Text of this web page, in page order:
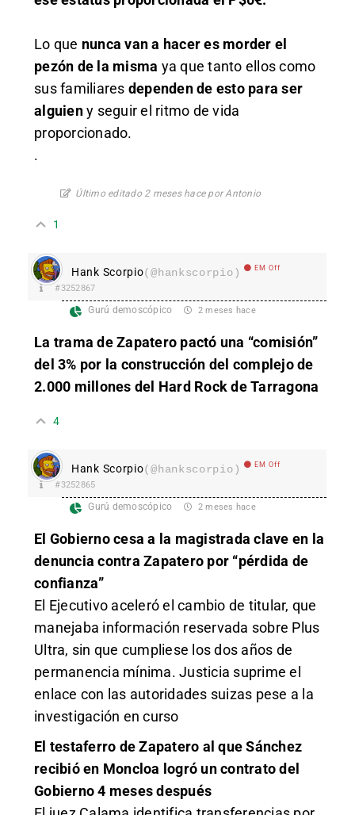
Lo que nunca van a hacer es morder el
pezón de la misma ya que tanto ellos como
sus familiares dependen de esto para ser
alguieny seguir el ritmo de vida
proporcionado.
.
Último editado 2 meses hace por Antonio
1
Hank Scorpio(@hankscorpio) EM Off
#3252867
Gurú demoscópico 2 meses hace
La trama de Zapatero pactó una “comisión”
del 3% por la construcción del complejo de
2.000 millones del Hard Rock de Tarragona
4
Hank Scorpio(@hankscorpio) EM Off
#3252865
Gurú demoscópico 2 meses hace
El Gobierno cesa a la magistrada clave en la
denuncia contra Zapatero por “pérdida de
confianza”
El Ejecutivo aceleró el cambio de titular, que
manejaba información reservada sobre Plus
Ultra, sin que cumpliese los dos años de
permanencia mínima. Justicia suprime el
enlace con las autoridades suizas pese a la
investigación en curso
El testaferro de Zapatero al que Sánchez
recibió en Moncloa logró un contrato del
Gobierno 4 meses después